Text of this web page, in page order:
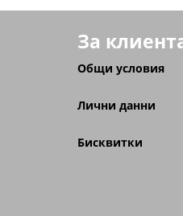
За
Общи условия
Лични данни
Бисквитки